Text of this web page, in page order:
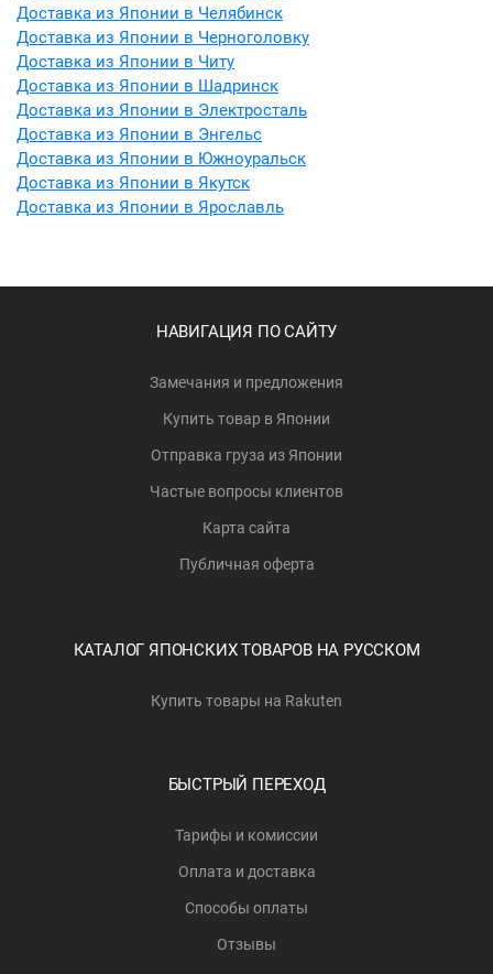
Доставка из Японии в Челябинск
Доставка из Японии в Черноголовку
Доставка из Японии в Читу
Доставка из Японии в Шадринск
Доставка из Японии в Электросталь
Доставка из Японии в Энгельс
Доставка из Японии в Южноуральск
Доставка из Японии в Якутск
Доставка из Японии в Ярославль
НАВИГАЦИЯ ПО САЙТУ
Замечания и предложения
Купить товар в Японии
Отправка груза из Японии
Частые вопросы клиентов
Карта сайта
Публичная оферта
КАТАЛОГ ЯПОНСКИХ ТОВАРОВ НА РУССКОМ
Купить товары на Rakuten
БЫСТРЫЙ ПЕРЕХОД
Тарифы и комиссии
Оплата и доставка
Способы оплаты
Отзывы